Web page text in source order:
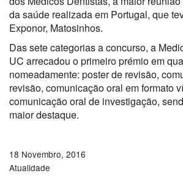
da saúde realizada em Portugal, que
Exponor, Matosinhos.
Das sete categorias a concurso, a
UC arrecadou o primeiro prémio em
nomeadamente: poster de revisão,
revisão, comunicação oral em formato
comunicação oral de investigação,
maior destaque.
18 Novembro, 2016
Atualidade